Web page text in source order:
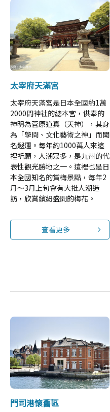
太宰府天滿宮
太宰府天滿宮是日本全國約1萬
2000間神社的總本宮，供奉的
神明為菅原道真（天神），其身
為「學問、文化藝術之神」而聞
名遐邇。每年約1000萬人來這
裡祈願，人潮眾多，是九州的代
表性觀光勝地之一。這裡也是日
本全國知名的賞梅景點，每年2
月～3月上旬會有大批人潮造
訪，欣賞繽紛盛開的梅花。
查看更多
門司港懷舊區